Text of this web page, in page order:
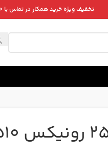
تخفیف ویژه خرید همکار در تماس با ۰۹۱۲۹۵۴۲۳۲۰.